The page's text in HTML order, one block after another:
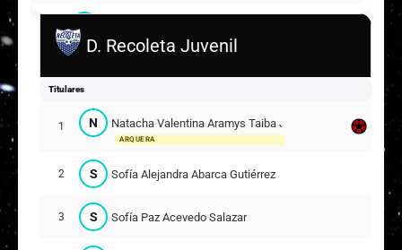
24
23
Suplentes
A Angelina Anahis Valdivia Jara
20
C Camila Alicia Álvarez Herrera
M Magdalena Antonia del Villar Ruíz
3
D. Recoleta Juvenil
Titulares
1 N Natacha Valentina Aramys Taiba Jara
ARQUERA
2 S Sofía Alejandra Abarca Gutiérrez
3 S Sofía Paz Acevedo Salazar